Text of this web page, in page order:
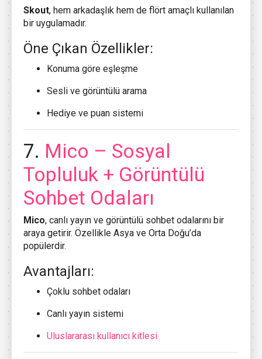
Skout, hem arkadaşlık hem de flört amaçlı kullanılan
bir uygulamadır.
Öne Çıkan Özellikler:
Konuma göre eşleşme
Sesli ve görüntülü arama
Hediye ve puan sistemi
7. Mico – Sosyal
Topluluk + Görüntülü
Sohbet Odaları
Mico, canlı yayın ve görüntülü sohbet odalarını bir
araya getirir. Özellikle Asya ve Orta Doğu’da
popülerdir.
Avantajları:
Çoklu sohbet odaları
Canlı yayın sistemi
Uluslararası kullanıcı kitlesi